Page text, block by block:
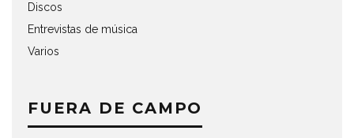
Discos
Entrevistas de música
Varios
FUERA DE CAMPO